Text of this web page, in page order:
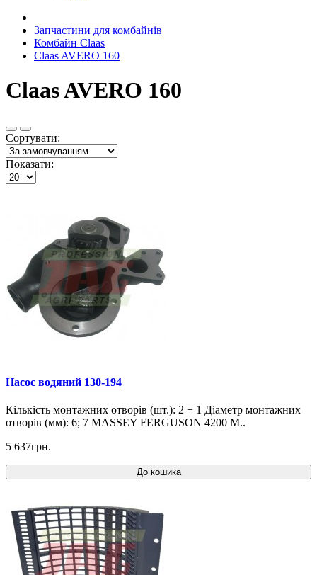
Запчастини для комбайнів
Комбайн Claas
Claas AVERO 160
Claas AVERO 160
Сортувати:
Показати:
Насос водяний 130-194
Кількість монтажних отворів (шт.): 2 + 1 Діаметр монтажних
отворів (мм): 6; 7 MASSEY FERGUSON 4200 M..
5 637грн.
До кошика